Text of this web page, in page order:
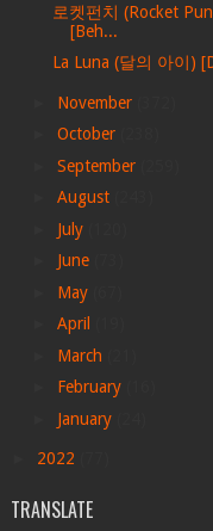
로켓펀치 (Rocket
[Beh...
La Luna (달의 아이)
November
October
September
August
July
June
May
April
March
February
January
2022
TRANSLATE